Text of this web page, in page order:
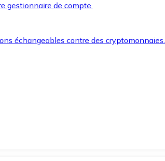
gestionnaire de compte.
échangeables contre des cryptomonnaies.